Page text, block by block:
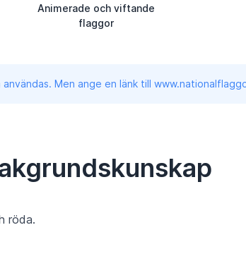
Animerade och viftande
flaggor
Men ange en länk till
röda.